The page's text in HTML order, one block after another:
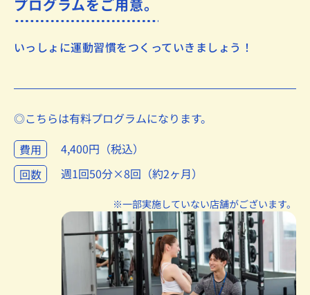
プログラムをご用意。
いっしょに運動習慣をつくっていきましょう！
◎こちらは有料プログラムになります。
費用
4,400円（税込）
回数
週1回50分×8回（約2ヶ月）
※一部実施していない店舗がございます。